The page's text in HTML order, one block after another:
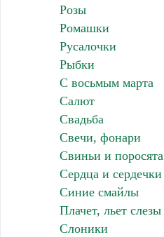
Розы
Ромашки
Русалочки
Рыбки
С восьмым марта
Салют
Свадьба
Свечи, фонари
Свиньи и поросята
Сердца и сердечки
Синие смайлы
Плачет, льет слезы
Слоники